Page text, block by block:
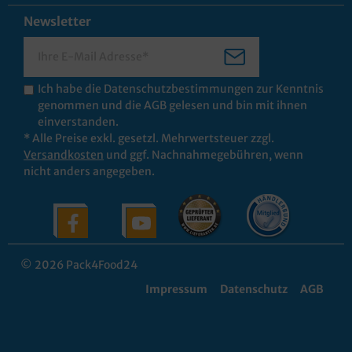
Newsletter
Ich habe die Datenschutzbestimmungen zur Kenntnis
genommen und die AGB gelesen und bin mit ihnen
einverstanden.
* Alle Preise exkl. gesetzl. Mehrwertsteuer zzgl.
Versandkosten und ggf. Nachnahmegebühren, wenn
nicht anders angegeben.
© 2026 Pack4Food24
Impressum
Datenschutz AGB